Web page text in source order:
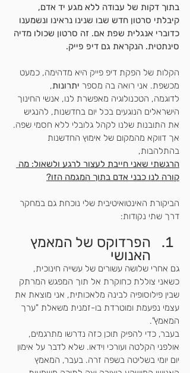
בתוך דקות של עבודה ללא מגע יד אדם,
קיבלתי סרטון חדש שבו שנינו נראינו ונשמענו
כדוברי אנגלית שפת אם. זה סרטון שכולו מדיה
סינתטית. הנקראת גם דיפ פייק.
הקלות של הפקת דיפ פייק היא מדהימה, כמעט
מכשפת. אני רואה בה מספר יתרונות,
לדוגמה, הטכנולוגיה מאפשרת לנו, אנשי החינוך
הישראלים הנוגעים בכל יום בחדשנות, להנגיש
את התובנות שלנו לקהל גלובלי ללא חסמי שפה.
אך דווקא מהמקום של אימוץ החדשנות
בהתלהבות,
הרגשתי שאני חייבת לעצור לרגע ולשאול: מה
קורה לנו כבני אדם בתוך המגמה הזו?
הביקורת האינטואיטיבית שלי נוכחת גם במחקר
דרך שתי נקודות:
הפרדוקס של המאמץ
האנושי
גם אחרי שלושה עשורים של עשייה חינוכית,
כשאני צוללת כחוקרת אל תוך המפגש המרתק
שבין פילוסופיה לבינה מלאכותית, אני מוצאת את
עצמי נפעמת ומוטרדת בו-זמנית משאלת "ערך
המאמץ".
בעבר, כדי להפיק תוכן כזה נדרשו מתרגמים,
אולפני הקלטה ועורכי וידאו. שלא לדבר על אימון
יום יומי בשליטה בשפה זרה. בעבר, המאמץ